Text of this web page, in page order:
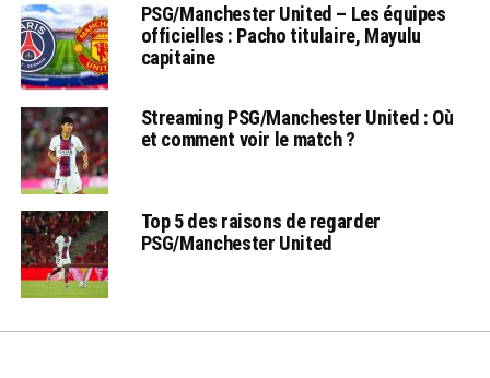
PSG/Manchester United – Les équipes
officielles : Pacho titulaire, Mayulu
capitaine
Streaming PSG/Manchester United : Où
et comment voir le match ?
Top 5 des raisons de regarder
PSG/Manchester United